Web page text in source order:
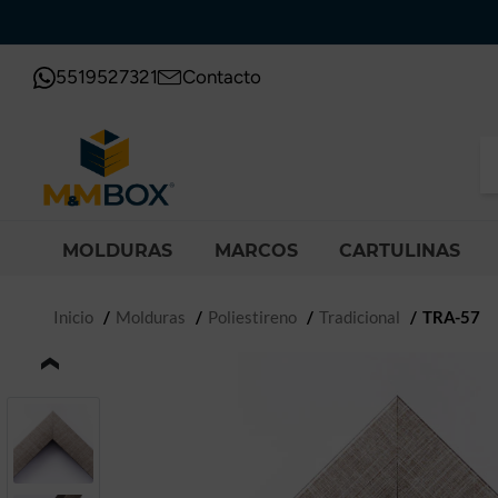
5519527321 Contacto
MOLDURAS MARCOS CARTULINAS
Inicio Molduras Poliestireno Tradicional TRA-57
‹